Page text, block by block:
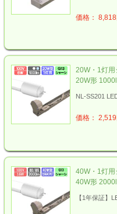
価格：
20W・1灯用
20W形
NL-SS201
価格：
40W・1灯用
40W形
【1年保証